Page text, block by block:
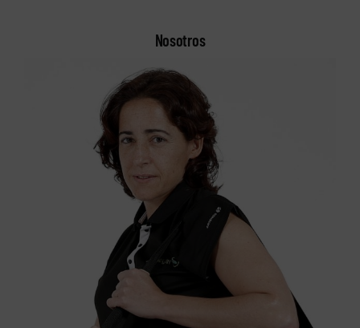
Nosotros